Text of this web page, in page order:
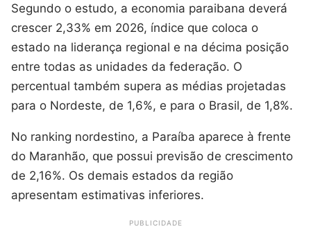
Segundo o estudo, a economia paraibana deverá
crescer 2,33% em 2026, índice que coloca o
estado na liderança regional e na décima posição
entre todas as unidades da federação. O
percentual também supera as médias projetadas
para o Nordeste, de 1,6%, e para o Brasil, de 1,8%.
No ranking nordestino, a Paraíba aparece à frente
do Maranhão, que possui previsão de crescimento
de 2,16%. Os demais estados da região
apresentam estimativas inferiores.
PUBLICIDADE